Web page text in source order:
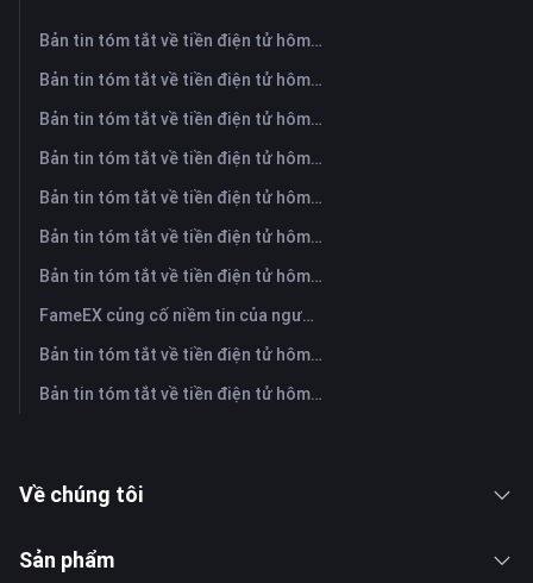
Bản tin tóm tắt về tiền điện tử hôm nay trên FameEX | Ngày 6 tháng 8 năm 2026
Bản tin tóm tắt về tiền điện tử hôm nay trên FameEX | Ngày 5 tháng 8 năm 2026
Bản tin tóm tắt về tiền điện tử hôm nay trên FameEX | Ngày 4 tháng 8 năm 2026
Bản tin tóm tắt về tiền điện tử hôm nay trên FameEX | Ngày 3 tháng 8 năm 2026
Bản tin tóm tắt về tiền điện tử hôm nay trên FameEX | Ngày 31 tháng 7 năm 2026
Bản tin tóm tắt về tiền điện tử hôm nay trên FameEX | Ngày 30 tháng 7 năm 2026
Bản tin tóm tắt về tiền điện tử hôm nay trên FameEX | Ngày 29 tháng 7 năm 2026
FameEX củng cố niềm tin của người dùng thông qua tám năm hoạt động ổn định và tăng trưởng toàn cầu
Bản tin tóm tắt về tiền điện tử hôm nay trên FameEX | Ngày 28 tháng 7 năm 2026
Bản tin tóm tắt về tiền điện tử hôm nay trên FameEX | Ngày 27 tháng 7 năm 2026
Về chúng tôi
Sản phẩm